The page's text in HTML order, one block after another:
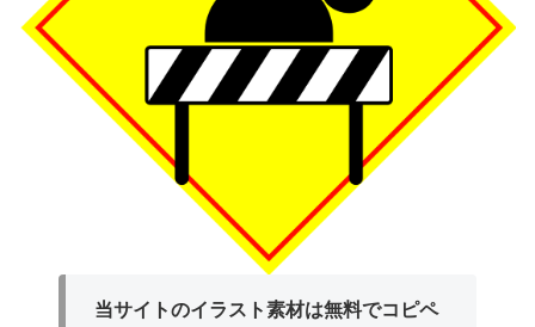
当サイトのイラスト素材は無料でコピペ